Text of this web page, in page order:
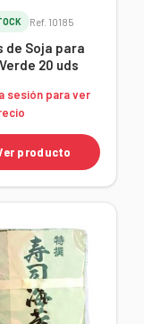
Ref. 10185
de Soja para
20 uds
sesión para ver
producto